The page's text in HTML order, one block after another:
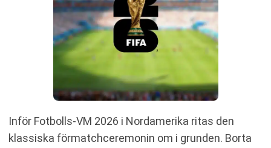
Inför Fotbolls-VM 2026 i Nordamerika ritas den
klassiska förmatchceremonin om i grunden. Borta